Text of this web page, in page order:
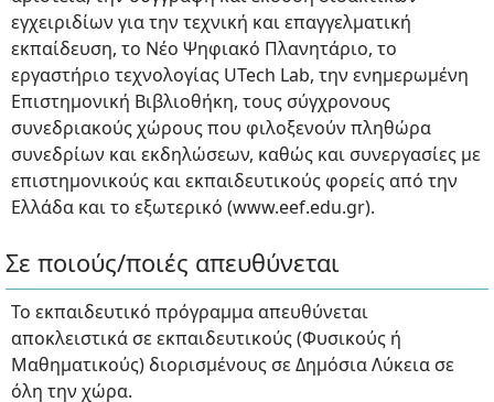
εγχειριδίων για την τεχνική και επαγγελματική
εκπαίδευση, το Νέο Ψηφιακό Πλανητάριο, το
εργαστήριο τεχνολογίας UTech Lab, την ενημερωμένη
Επιστημονική Βιβλιοθήκη, τους σύγχρονους
συνεδριακούς χώρους που φιλοξενούν πληθώρα
συνεδρίων και εκδηλώσεων, καθώς και συνεργασίες με
επιστημονικούς και εκπαιδευτικούς φορείς από την
Ελλάδα και το εξωτερικό (www.eef.edu.gr).
Σε ποιούς/ποιές απευθύνεται
Το εκπαιδευτικό πρόγραμμα απευθύνεται
αποκλειστικά σε εκπαιδευτικούς (Φυσικούς ή
Μαθηματικούς) διορισμένους σε Δημόσια Λύκεια σε
όλη την χώρα.